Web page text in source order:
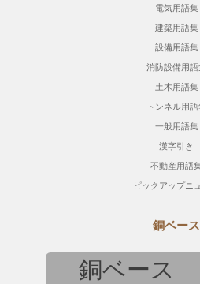
電気用語集
建築用語集
設備用語集
消防設備用語
土木用語集
トンネル用
一般用語集
漢字引き
不動産用語
ピックアップニ
銅ベース
銅ベース